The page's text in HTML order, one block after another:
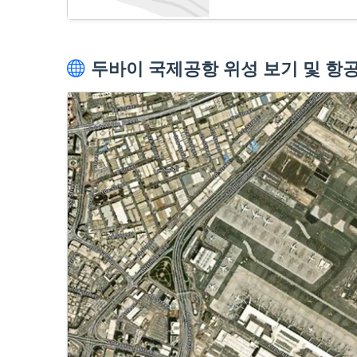
두바이 국제공항 위성 보기 및 항